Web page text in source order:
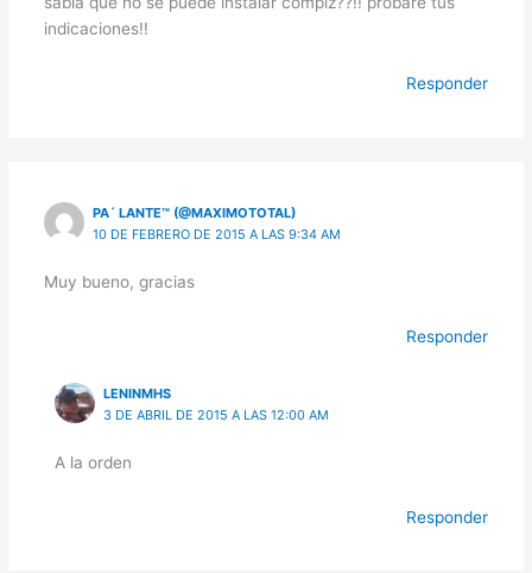
indicaciones!!
Responder
PA´ LANTE™ (@MAXIMOTOTAL)
10 DE FEBRERO DE 2015 A LAS 9:34 AM
Muy bueno, gracias
Responder
LENINMHS
3 DE ABRIL DE 2015 A LAS 12:00 AM
A la orden
Responder